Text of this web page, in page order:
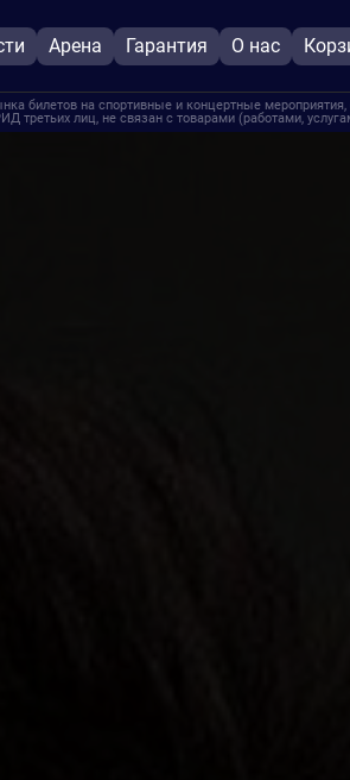
Арена Гарантия О нас
билетов на спортивные и концертные
третьих лиц, не связан с товарами (работами,